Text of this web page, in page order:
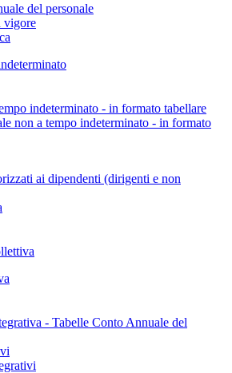
del personale
vigore
indeterminato - in formato tabellare
non a tempo indeterminato - in formato
ai dipendenti (dirigenti e non
- Tabelle Conto Annuale del